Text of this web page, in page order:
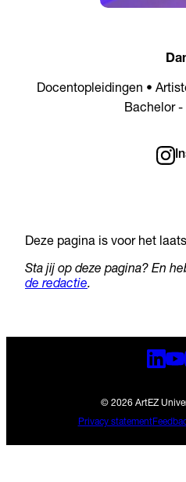
Docentopleidingen •
Bachelor -
Deze pagina is voor het
Sta jij op deze pagina? En
de redactie.
© 2026 ArtEZ
Privacy statement